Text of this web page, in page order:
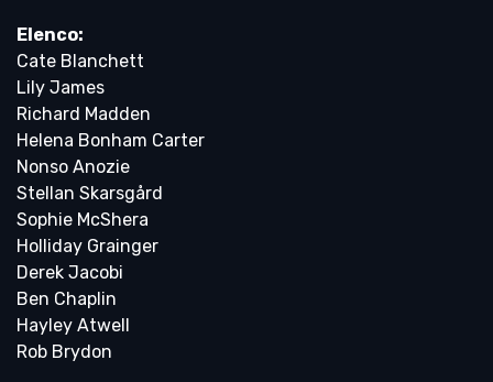
Elenco:
Cate Blanchett
Lily James
Richard Madden
Helena Bonham Carter
Nonso Anozie
Stellan Skarsgård
Sophie McShera
Holliday Grainger
Derek Jacobi
Ben Chaplin
Hayley Atwell
Rob Brydon